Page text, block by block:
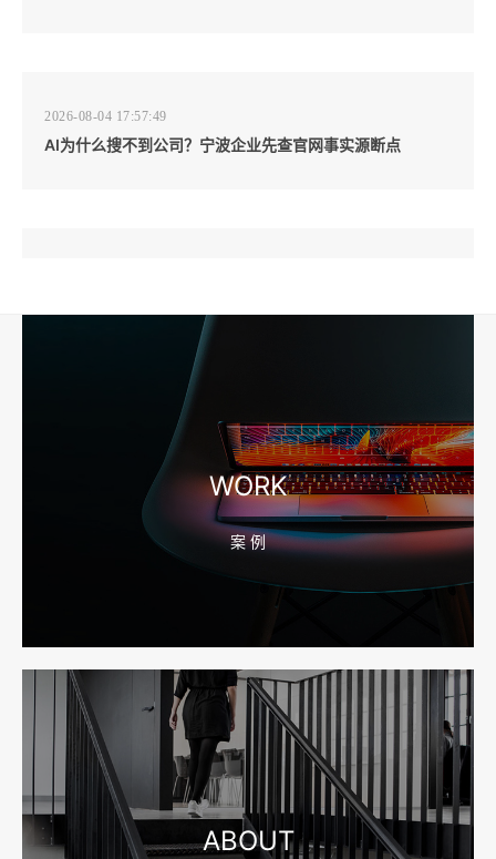
2026-08-04 17:57:49
AI为什么搜不到公司？宁波企业先查官网事实源断点
宁波高端网站建设公司推荐，移动端验收别放到最后
宁波网站建设报价怎么看？合同、源码和后台要先写清
2026-08-04 17:55:09
宁波制造业网站建设公司怎么选？先看产品询盘字段
WORK
案 例
ABOUT